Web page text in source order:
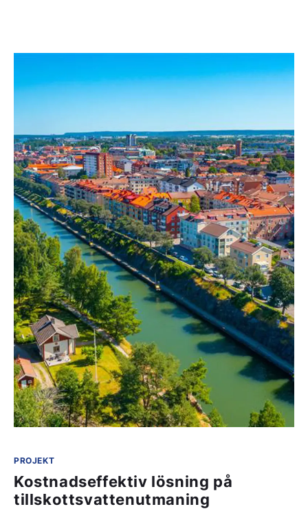
PROJEKT
Kostnadseffektiv lösning på
tillskottsvattenutmaning